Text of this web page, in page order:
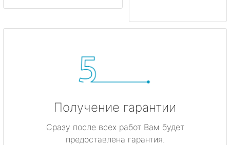
Получение гарантии
Сразу после всех работ Вам будет
предоставлена гарантия.